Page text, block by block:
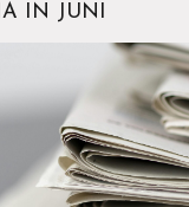
IN JUNI